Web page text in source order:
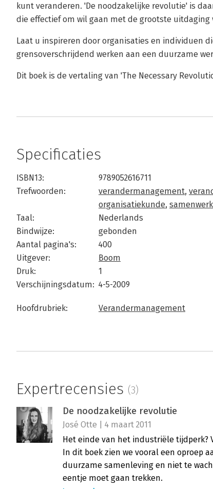
kunt veranderen. 'De noodzakelijke revolutie' is
die effectief om wil gaan met de grootste uitdaging
Laat u inspireren door organisaties en individuen
grensoverschrijdend werken aan een duurzame
Dit boek is de vertaling van 'The Necessary
Specificaties
ISBN13:
9789052616711
Trefwoorden:
verandermanagement,
organisatiekunde,
Taal:
Nederlands
Bindwijze:
gebonden
Aantal pagina's:
400
Uitgever:
Boom
Druk:
1
Verschijningsdatum: 4-5-2009
Hoofdrubriek: Verandermanagement
Expertrecensies (3)
De noodzakelijke revolutie
José Otte | 4 maart 2011
Het einde van het industriële tijdperk?
In dit boek zien we vooral een oproep
duurzame samenleving en niet te
eentje moet gaan trekken.